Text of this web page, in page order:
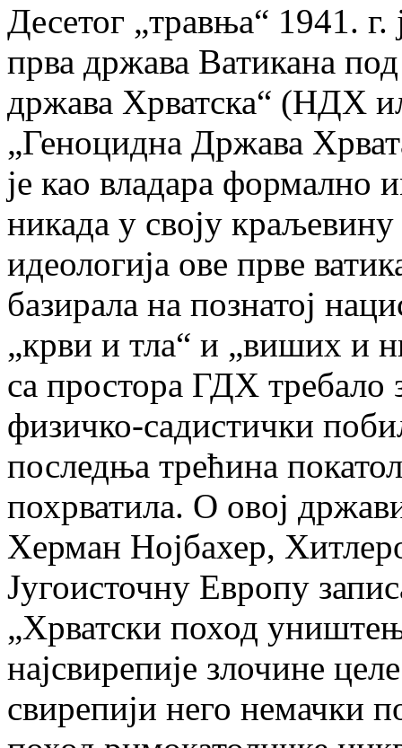
Десетог „травња“ 1941.
прва држава Ватикана
држава Хрватска“ (НДХ
„Геноцидна Држава
је као владара формално
никада у своју
идеологија ове прве
базирала на познатој
„крви и тла“ и „виших и
са простора ГДХ требало
физичко-садистички
последња трећина
похрватила. О овој
Херман Нојбахер,
Југоисточну Европу
„Хрватски поход
најсвирепије злочине
свирепији него немачки